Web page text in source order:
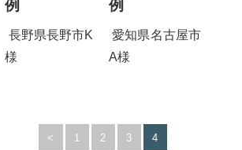
例
長野県長野市K
様
例
愛知県名古屋市
A様
< 1 2 3 4